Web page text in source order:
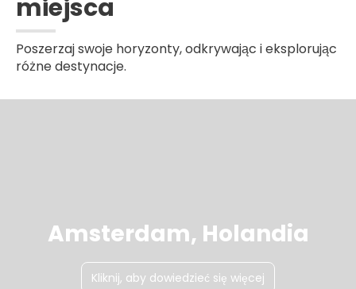
miejsca
Poszerzaj swoje horyzonty, odkrywając i eksplorując
różne destynacje.
Amsterdam, Holandia
Kliknij, aby dowiedzieć się więcej